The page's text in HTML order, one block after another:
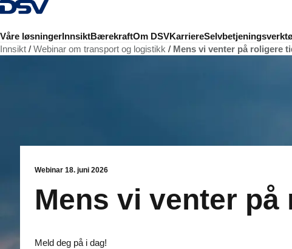
Tilbake til hjemmesiden
Våre løsningerInnsiktBærekraftOm DSVKarriere
Innsikt Webinar om transport og logistikk Mens vi venter på roligere
Webinar 18. juni 2026
Mens vi venter
Meld deg på i dag!